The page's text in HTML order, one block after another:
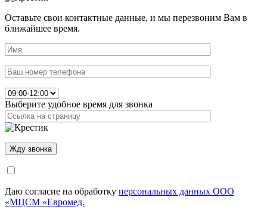
Оставьте свои контактные данные, и мы перезвоним Вам в
ближайшее время.
Выберите удобное время для звонка
Даю согласие на обработку персональных данных ООО
«МЦСМ «Евромед.